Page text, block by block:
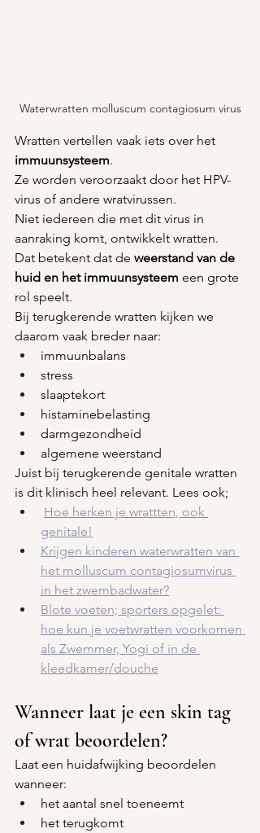
Waterwratten molluscum contagiosum virus
Wratten vertellen vaak iets over het
immuunsysteem.
Ze worden veroorzaakt door het HPV-
virus of andere wratvirussen.
Niet iedereen die met dit virus in
aanraking komt, ontwikkelt wratten.
Dat betekent dat de weerstand van de
huid en het immuunsysteem een grote
rol speelt.
Bij terugkerende wratten kijken we
daarom vaak breder naar:
immuunbalans
stress
slaaptekort
histaminebelasting
darmgezondheid
algemene weerstand
Juist bij terugkerende genitale wratten
is dit klinisch heel relevant. Lees ook;
Hoe herken je wrattten, ook
genitale!
Krijgen kinderen waterwratten van
het molluscum contagiosumvirus
in het zwembadwater?
Blote voeten; sporters opgelet:
hoe kun je voetwratten voorkomen
als Zwemmer, Yogi of in de
kleedkamer/douche
Wanneer laat je een skin tag
of wrat beoordelen?
Laat een huidafwijking beoordelen
wanneer:
het aantal snel toeneemt
het terugkomt